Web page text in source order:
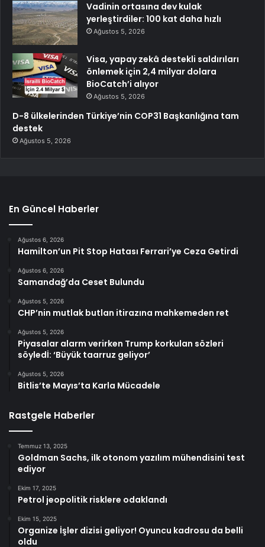
Vadinin ortasına dev kulak
yerleştirdiler: 100 kat daha hızlı
Ağustos 5, 2026
Visa, yapay zekâ destekli saldırıları
önlemek için 2,4 milyar dolara
BioCatch’i alıyor
Ağustos 5, 2026
D-8 ülkelerinden Türkiye’nin COP31 Başkanlığına tam
destek
Ağustos 5, 2026
En Güncel Haberler
Ağustos 6, 2026
Hamilton’un Pit Stop Hatası Ferrari’ye Ceza Getirdi
Ağustos 6, 2026
Samandağ’da Ceset Bulundu
Ağustos 5, 2026
CHP’nin mutlak butlan itirazına mahkemeden ret
Ağustos 5, 2026
Piyasalar alarm verirken Trump korkulan sözleri
söyledİ: ‘Büyük taarruz geliyor’
Ağustos 5, 2026
Bitlis’te Mayıs’ta Karla Mücadele
Rastgele Haberler
Temmuz 13, 2025
Goldman Sachs, ilk otonom yazılım mühendisini test
ediyor
Ekim 17, 2025
Petrol jeopolitik risklere odaklandı
Ekim 15, 2025
Organize İşler dizisi geliyor! Oyuncu kadrosu da belli
oldu